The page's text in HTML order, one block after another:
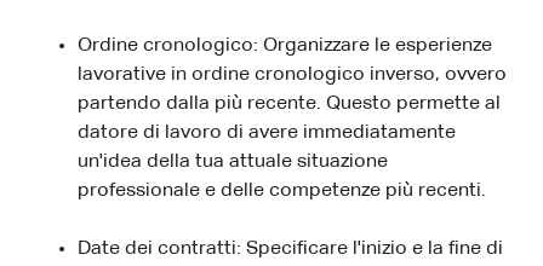
Ordine cronologico: Organizzare le esperienze
lavorative in ordine cronologico inverso, ovvero
partendo dalla più recente. Questo permette al
datore di lavoro di avere immediatamente
un'idea della tua attuale situazione
professionale e delle competenze più recenti.
Date dei contratti: Specificare l'inizio e la fine di